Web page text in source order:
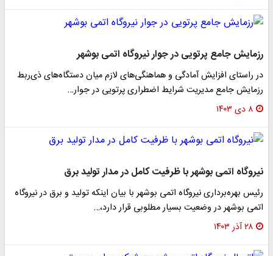
رزمایش جامع پرتویی در جوار نیروگاه اتمی بوشهر
در راستای افزایش آمادگی و هماهنگی‌های لازم میان دستگاه‌های ذی‌ربط
رزمایش جامع مدیریت شرایط اضطراری پرتویی در جوار…
۸ دی ۱۴۰۳
نیروگاه اتمی بوشهر با ظرفیت کامل در مدار تولید برق
رئیس بهره‌برداری نیروگاه اتمی بوشهر با بیان اینکه تولید و برق در نیروگاه
اتمی بوشهر در وضعیت بسیار مطلوبی قرار دارد،…
۲۸ آذر ۱۴۰۳